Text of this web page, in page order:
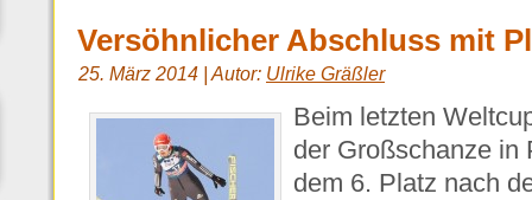
Versöhnlicher Abschluss mit
25. März 2014 | Autor: Ulrike Gräßler
Beim letzten
der Großschanze in
dem 6. Platz nach